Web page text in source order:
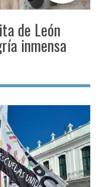
de León
inmensa